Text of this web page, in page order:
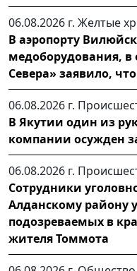
06.08.2026 г. Желтые
В аэропорту
медоборудования, в
Севера» заявило,
06.08.2026 г.
В Якутии один из
компании осужден
06.08.2026 г.
Сотрудники
Алданскому району
подозреваемых в
жителя Томмота